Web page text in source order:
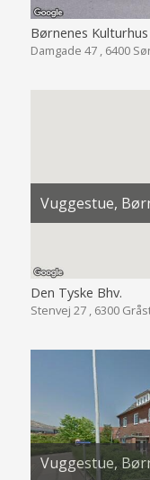
Børnenes Kulturhus
Damgade 47 , 6400
Vuggestue,
Den Tyske Bhv.
Stenvej 27 , 6300
Vuggestue,